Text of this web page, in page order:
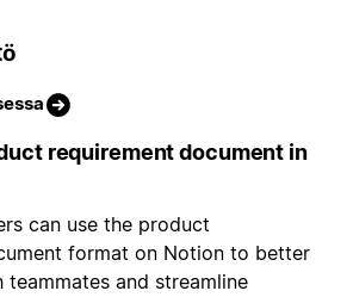
requirement document in
can use the product
format on Notion to better
and streamline